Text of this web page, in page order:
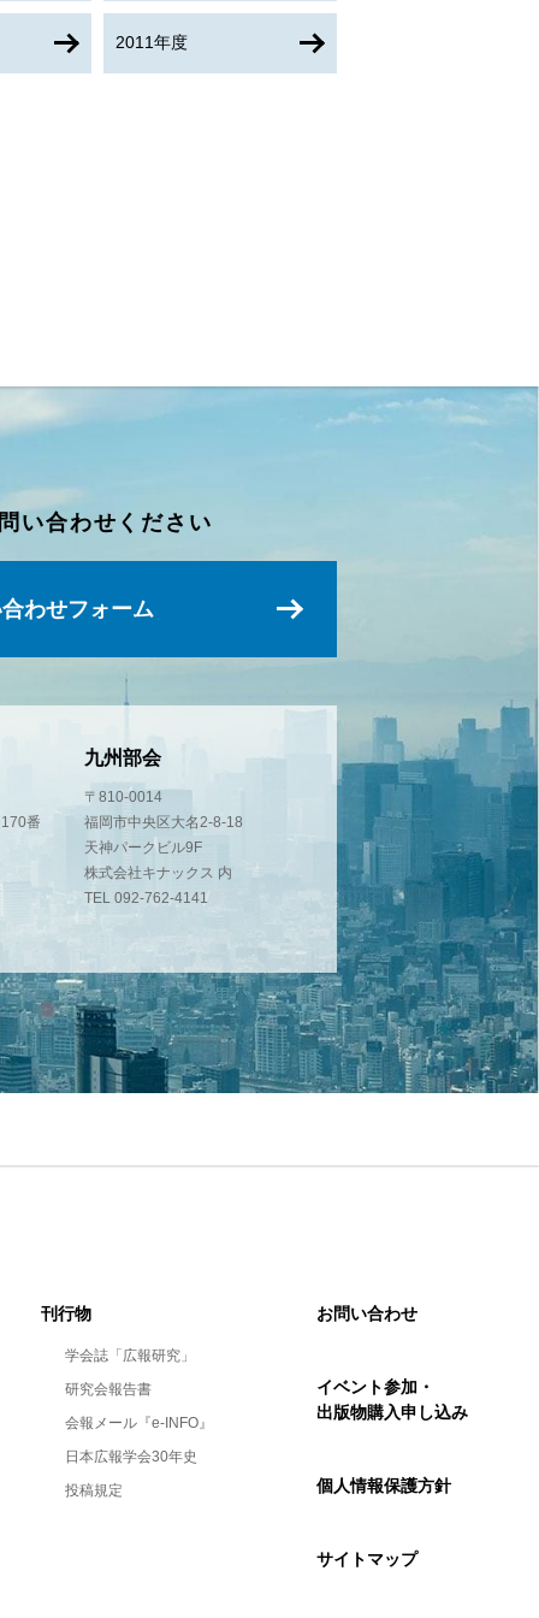
2011年度
い合わせください
わせフォーム
番
九州部会
〒810-0014
福岡市中央区大名2-8-18
天神パークビル9F
株式会社キナックス 内
TEL 092-762-4141
刊行物
学会誌「広報研究」
研究会報告書
会報メール『e-INFO』
日本広報学会30年史
投稿規定
お問い合わせ
イベント参加・
出版物購入申し込み
個人情報保護方針
サイトマップ